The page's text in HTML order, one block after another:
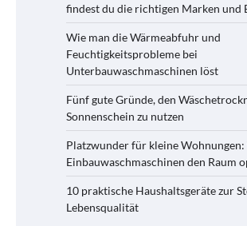
findest du die richtigen Marken und
Wie man die Wärmeabfuhr und
Feuchtigkeitsprobleme bei
Unterbauwaschmaschinen löst
Fünf gute Gründe, den
Sonnenschein zu nutzen
Platzwunder für kleine Wohnungen:
Einbauwaschmaschinen den Raum
10 praktische Haushaltsgeräte zur
Lebensqualität